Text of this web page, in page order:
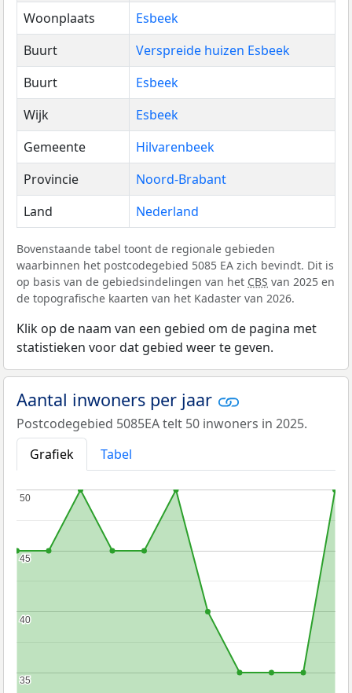
Woonplaats
Esbeek
Buurt
Verspreide huizen Esbeek
Buurt
Esbeek
Wijk
Esbeek
Gemeente
Hilvarenbeek
Provincie
Noord-Brabant
Land
Nederland
Bovenstaande tabel toont de regionale gebieden
waarbinnen het postcodegebied 5085 EA zich bevindt. Dit is
op basis van de gebiedsindelingen van het CBS van 2025 en
de topografische kaarten van het Kadaster van 2026.
Klik op de naam van een gebied om de pagina met
statistieken voor dat gebied weer te geven.
Aantal inwoners per jaar
Postcodegebied 5085EA telt 50 inwoners in 2025.
Grafiek
Tabel
35
35
40
40
45
45
50
50